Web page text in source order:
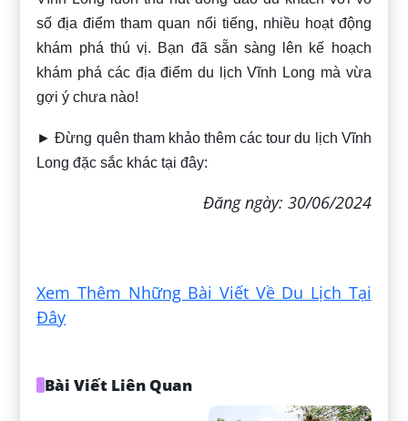
số địa điểm tham quan nổi tiếng, nhiều hoạt động
khám phá thú vị. Bạn đã sẵn sàng lên kế hoạch
khám phá các địa điểm du lịch Vĩnh Long mà vừa
gợi ý chưa nào!
► Đừng quên tham khảo thêm các tour du lịch Vĩnh
Long đặc sắc khác tại đây:
Đăng ngày: 30/06/2024
Xem Thêm Những Bài Viết Về Du Lịch Tại
Đây
Bài Viết Liên Quan